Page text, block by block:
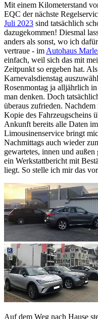
Mit einem Kilometerstand
EQC der nächste
Juli 2023 sind tatsächlich
dazugekommen! Diesmal
anders als sonst, wo ich
vertraue - im Autohaus
einfach, weil sich das mit
Zeitpunkt so ergeben hat.
Karnevalsdienstag
Rosenmontag ja alljährlich
man denken. Doch
überaus zufrieden.
Kopie des Fahrzeugscheins
Ankunft bereits alle Daten
Limousinenservice bringt
Nachmittags auch wieder
gewartetes, innen und
ein Werkstattbericht mit
liegt. So stelle ich mir das
Auf dem Weg nach Hause